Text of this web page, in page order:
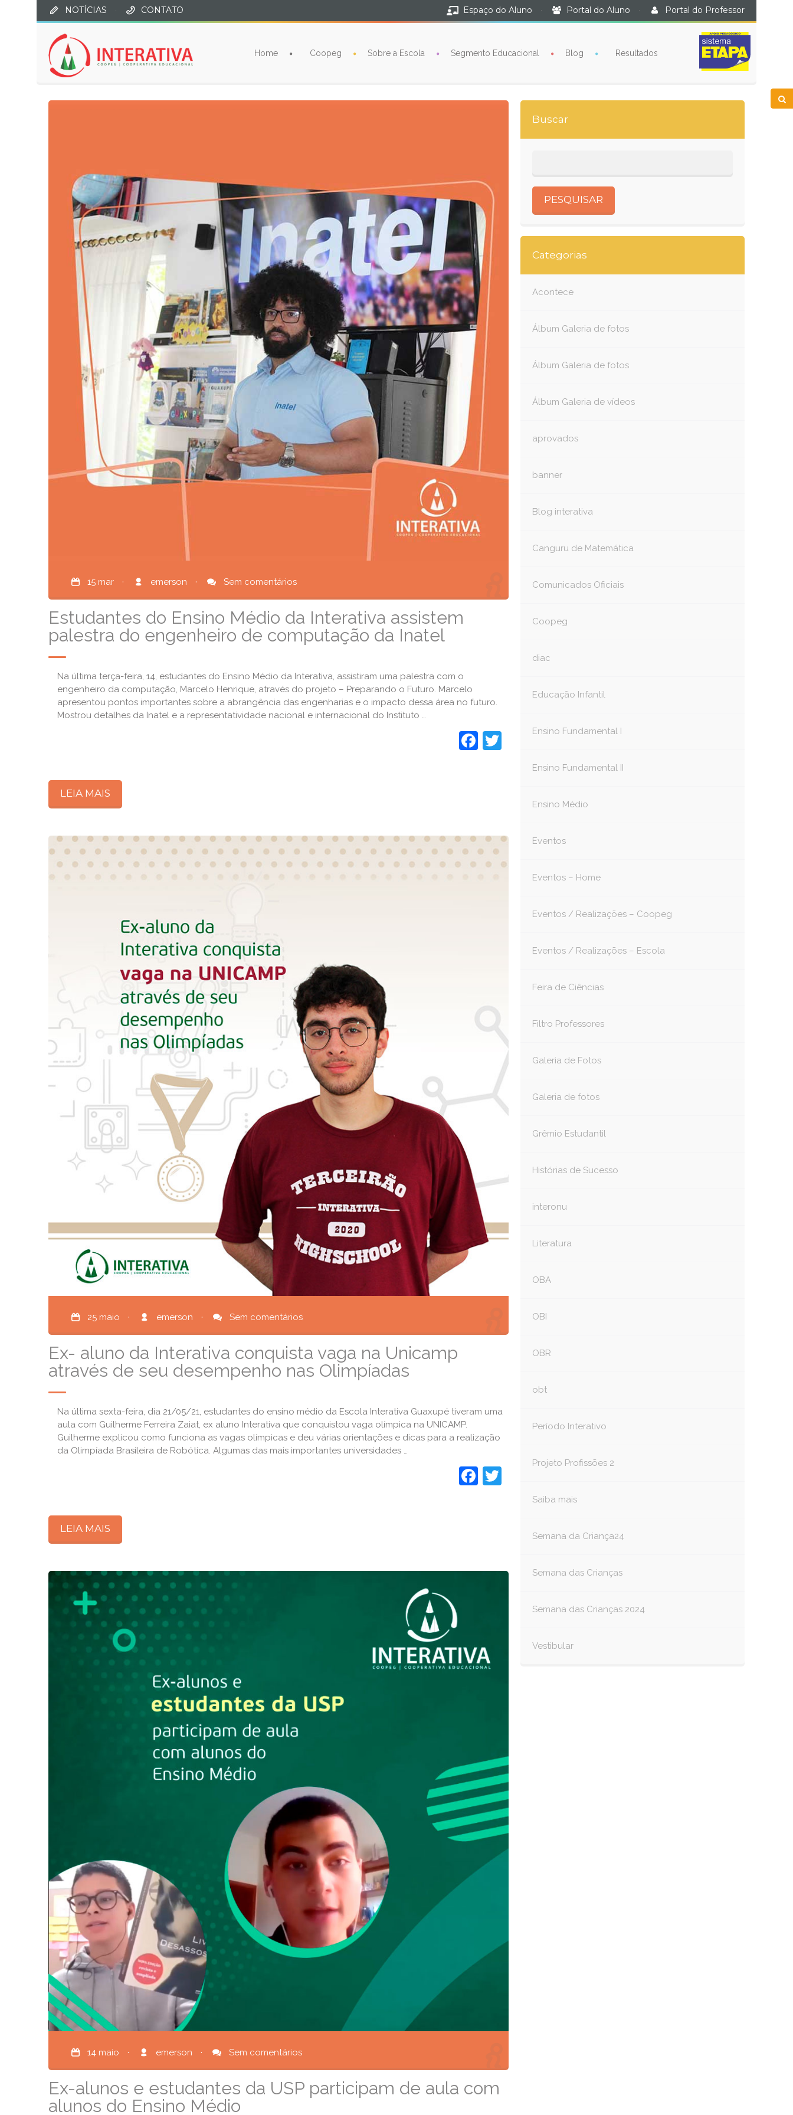
NOTÍCIAS · CONTATO Espaço do Aluno · Portal do Aluno · Portal do Professor
Home Coopeg Sobre a Escola Segmento Educacional Blog Resultados
15 mar · emerson · Sem comentários
Estudantes do Ensino Médio da Interativa assistem
palestra do engenheiro de computação da Inatel
Na última terça-feira, 14, estudantes do Ensino Médio da Interativa, assistiram uma palestra com o
engenheiro da computação, Marcelo Henrique, através do projeto – Preparando o Futuro. Marcelo
apresentou pontos importantes sobre a abrangência das engenharias e o impacto dessa área no futuro.
Mostrou detalhes da Inatel e a representatividade nacional e internacional do Instituto …
Facebook
Twitter
LEIA MAIS
25 maio · emerson · Sem comentários
Ex- aluno da Interativa conquista vaga na Unicamp
através de seu desempenho nas Olimpíadas
Na última sexta-feira, dia 21/05/21, estudantes do ensino médio da Escola Interativa Guaxupé tiveram uma
aula com Guilherme Ferreira Zaiat, ex aluno Interativa que conquistou vaga olímpica na UNICAMP.
Guilherme explicou como funciona as vagas olímpicas e deu várias orientações e dicas para a realização
da Olimpíada Brasileira de Robótica. Algumas das mais importantes universidades …
Facebook
LEIA MAIS
14 maio · emerson · Sem comentários
Ex-alunos e estudantes da USP participam de aula com
alunos do Ensino Médio
Buscar
Categorias
Acontece
Álbum Galeria de fotos
Álbum Galeria de fotos
Álbum Galeria de vídeos
aprovados
banner
Blog interativa
Canguru de Matemática
Comunicados Oficiais
Coopeg
diac
Educação Infantil
Ensino Fundamental I
Ensino Fundamental II
Ensino Médio
Eventos
Eventos – Home
Eventos / Realizações – Coopeg
Eventos / Realizações – Escola
Feira de Ciências
Filtro Professores
Galeria de Fotos
Galeria de fotos
Grêmio Estudantil
Histórias de Sucesso
interonu
Literatura
OBA
OBI
OBR
obt
Período Interativo
Projeto Profissões 2
Saiba mais
Semana da Criança24
Semana das Crianças
Semana das Crianças 2024
Vestibular